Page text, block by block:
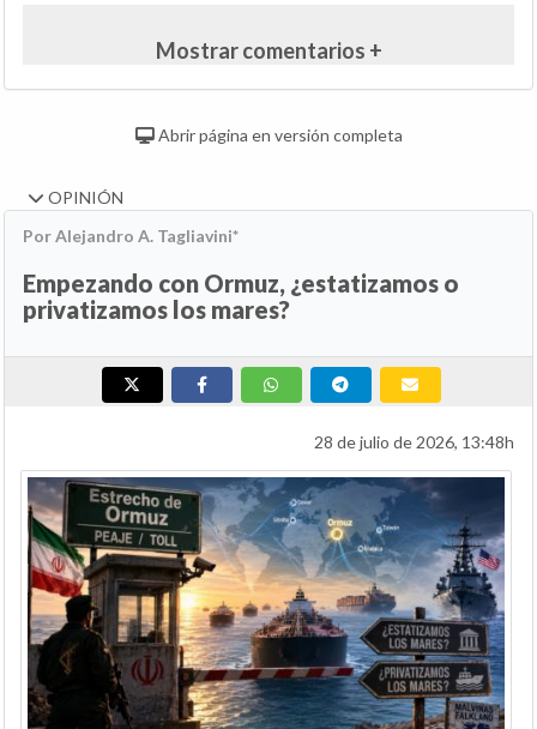
Mostrar comentarios +
Abrir página en versión completa
OPINIÓN
Por Alejandro A. Tagliavini*
Empezando con Ormuz, ¿estatizamos o
privatizamos los mares?
28 de julio de 2026, 13:48h